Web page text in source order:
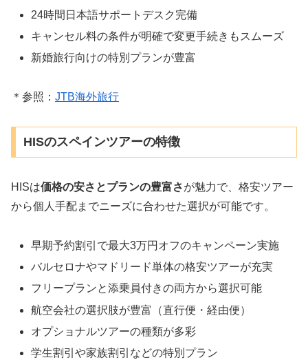
24時間日本語サポートデスク完備
キャンセル料の条件が明確で変更手続きもスムーズ
新婚旅行向けの特別プランが豊富
＊参照： JTB海外旅行
HISのスペインツアーの特徴
HISは価格の安さとプランの豊富さが魅力で、格安ツアー
から個人手配までニーズに合わせた選択が可能です。
早期予約割引で最大3万円オフのキャンペーン実施
バルセロナやマドリード単体の格安ツアーが充実
フリープランと添乗員付きの両方から選択可能
航空会社の選択肢が豊富（直行便・経由便）
オプショナルツアーの種類が多彩
学生割引や家族割引などの特別プラン